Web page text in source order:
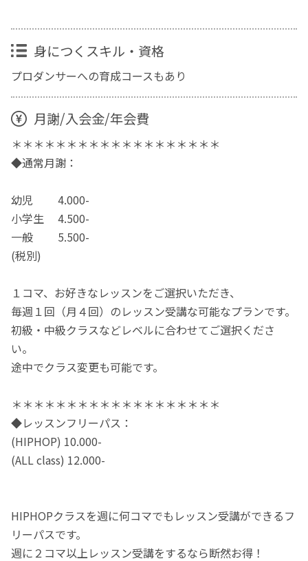
身につくスキル・資格
プロダンサーへの育成コースもあり
月謝/入会金/年会費
＊＊＊＊＊＊＊＊＊＊＊＊＊＊＊＊＊＊＊
◆通常月謝：
幼児 4.000-
小学生 4.500-
一般 5.500-
(税別)
１コマ、お好きなレッスンをご選択いただき、
毎週１回（月４回）のレッスン受講な可能なプランです。
初級・中級クラスなどレベルに合わせてご選択くださ
い。
途中でクラス変更も可能です。
＊＊＊＊＊＊＊＊＊＊＊＊＊＊＊＊＊＊＊
◆レッスンフリーパス：
(HIPHOP) 10.000-
(ALL class) 12.000-
HIPHOPクラスを週に何コマでもレッスン受講ができるフ
リーパスです。
週に２コマ以上レッスン受講をするなら断然お得！